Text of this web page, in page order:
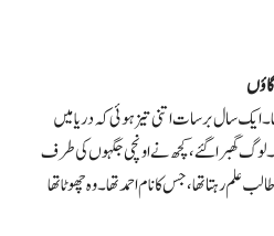
سال برسات اتنی تیز ہوئی کہ دریا میں
لوگ گھبرا گئے، کچھ نے اونچی جگہوں کی طرف
علم رہتا تھا، جس کا نام احمد تھا۔ وہ چھوٹا تھا